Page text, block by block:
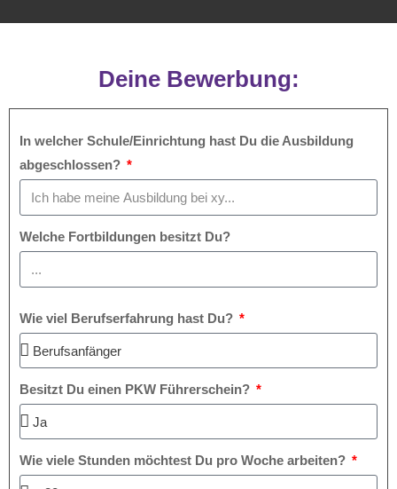
Deine Bewerbung:
In welcher Schule/Einrichtung hast Du die Ausbildung
abgeschlossen?
Welche Fortbildungen besitzt Du?
Wie viel Berufserfahrung hast Du?
Besitzt Du einen PKW Führerschein?
Wie viele Stunden möchtest Du pro Woche arbeiten?